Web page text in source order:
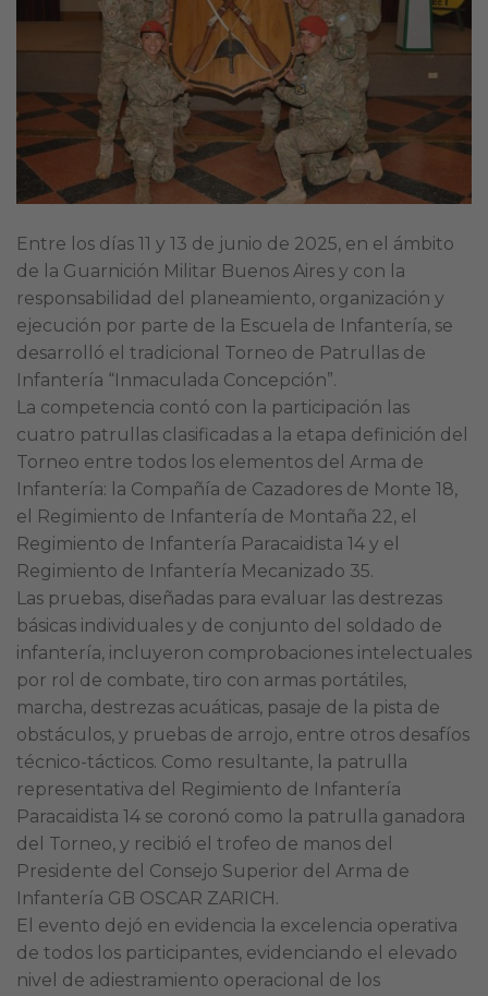
Entre los días 11 y 13 de junio de 2025, en el ámbito
de la Guarnición Militar Buenos Aires y con la
responsabilidad del planeamiento, organización y
ejecución por parte de la Escuela de Infantería, se
desarrolló el tradicional Torneo de Patrullas de
Infantería “Inmaculada Concepción”.
La competencia contó con la participación las
cuatro patrullas clasificadas a la etapa definición del
Torneo entre todos los elementos del Arma de
Infantería: la Compañía de Cazadores de Monte 18,
el Regimiento de Infantería de Montaña 22, el
Regimiento de Infantería Paracaidista 14 y el
Regimiento de Infantería Mecanizado 35.
Las pruebas, diseñadas para evaluar las destrezas
básicas individuales y de conjunto del soldado de
infantería, incluyeron comprobaciones intelectuales
por rol de combate, tiro con armas portátiles,
marcha, destrezas acuáticas, pasaje de la pista de
obstáculos, y pruebas de arrojo, entre otros desafíos
técnico-tácticos. Como resultante, la patrulla
representativa del Regimiento de Infantería
Paracaidista 14 se coronó como la patrulla ganadora
del Torneo, y recibió el trofeo de manos del
Presidente del Consejo Superior del Arma de
Infantería GB OSCAR ZARICH.
El evento dejó en evidencia la excelencia operativa
de todos los participantes, evidenciando el elevado
nivel de adiestramiento operacional de los